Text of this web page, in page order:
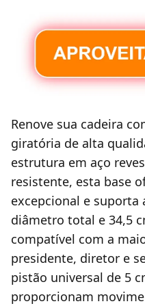
Renove sua cadeira
giratória de alta
estrutura em aço
resistente, esta base
excepcional e suporta
diâmetro total e 34,5
compatível com a
presidente, diretor e
pistão universal de 5
proporcionam